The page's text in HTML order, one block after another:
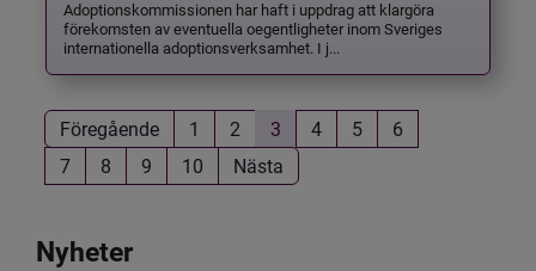
Adoptionskommissionen har haft i uppdrag att klargöra
förekomsten av eventuella oegentligheter inom Sveriges
internationella adoptionsverksamhet. I j...
Föregående 1 2 3 4 5
6
7
8 9 10 Nästa
Nyheter